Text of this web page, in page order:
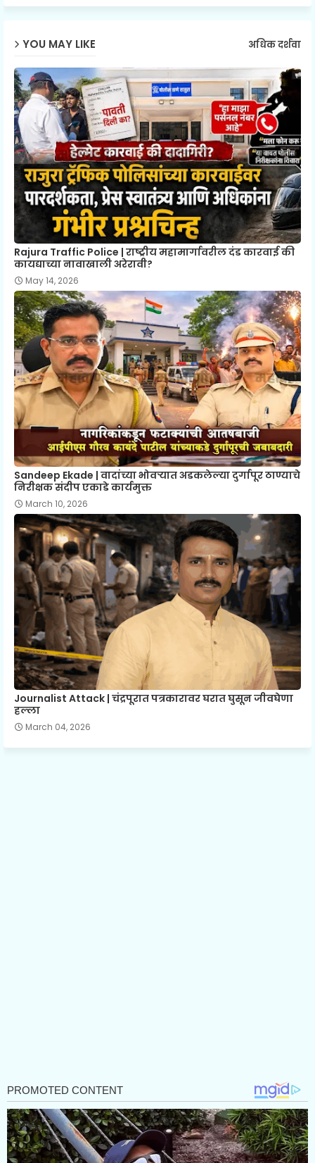
YOU MAY LIKE अधिक दर्शवा
Rajura Traffic Police | राष्ट्रीय महामार्गावरील दंड कारवाई की
कायद्याच्या नावाखाली अरेरावी?
May 14, 2026
Sandeep Ekade | वादांच्या भोवऱ्यात अडकलेल्या दुर्गापूर ठाण्याचे
निरीक्षक संदीप एकाडे कार्यमुक्त
March 10, 2026
Journalist Attack | चंद्रपूरात पत्रकारावर घरात घुसून जीवघेणा
हल्ला
March 04, 2026